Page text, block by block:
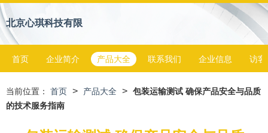
北京心琪科技有限
首页 企业简介 产品大全 联系我们 企业信息 访客
当前位置： 首页 > 产品大全 > 包装运输测试 确保产品安全与品质
的技术服务指南